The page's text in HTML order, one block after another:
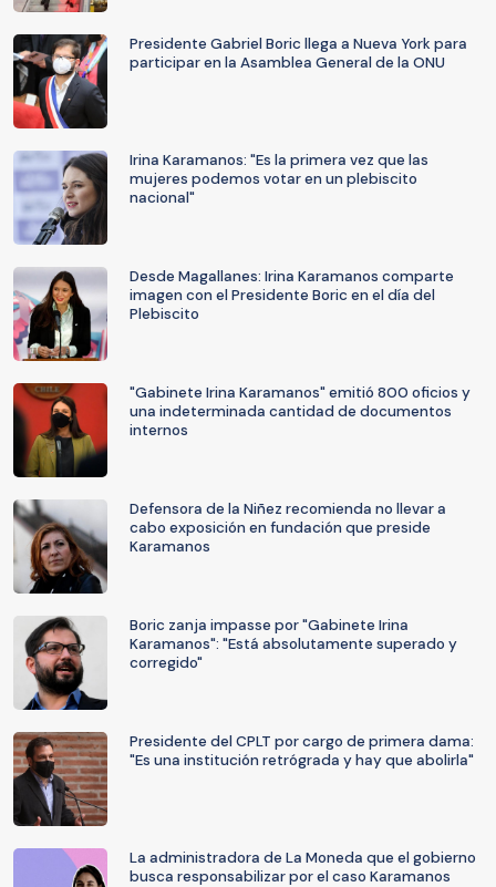
Presidente Gabriel Boric llega a Nueva York para
participar en la Asamblea General de la ONU
Irina Karamanos: "Es la primera vez que las
mujeres podemos votar en un plebiscito
nacional"
Desde Magallanes: Irina Karamanos comparte
imagen con el Presidente Boric en el día del
Plebiscito
"Gabinete Irina Karamanos" emitió 800 oficios y
una indeterminada cantidad de documentos
internos
Defensora de la Niñez recomienda no llevar a
cabo exposición en fundación que preside
Karamanos
Boric zanja impasse por "Gabinete Irina
Karamanos": "Está absolutamente superado y
corregido"
Presidente del CPLT por cargo de primera dama:
"Es una institución retrógrada y hay que abolirla"
La administradora de La Moneda que el gobierno
busca responsabilizar por el caso Karamanos